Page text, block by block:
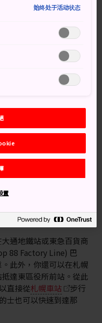
酒園，你可以在啤酒屋
質的肉類料理，盡情體
待遇。
量版紀念品的禮品店
他車站乘坐巴士、的士
通地鐵站或東急百貨商
88 Factory Line) 巴
此外，你還可以在札幌
達東區役所前站。從此
直接從札幌車站
步行
士也可以快速到達那
始终处于活动状态
置